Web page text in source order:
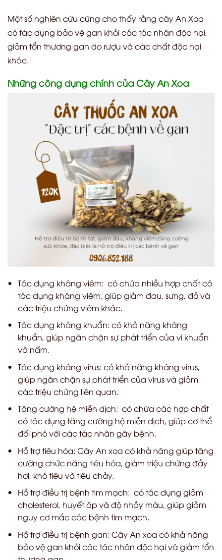
Một số nghiên cứu cũng cho thấy rằng cây An Xoa
có tác dụng bảo vệ gan khỏi các tác nhân độc hại,
giảm tổn thương gan do rượu và các chất độc hại
khác.
Những công dụng chính của Cây An Xoa
Tác dụng kháng viêm: có chứa nhiều hợp chất có
tác dụng kháng viêm, giúp giảm đau, sưng, đỏ và
các triệu chứng viêm khác.
Tác dụng kháng khuẩn: có khả năng kháng
khuẩn, giúp ngăn chặn sự phát triển của vi khuẩn
và nấm.
Tác dụng kháng virus: có khả năng kháng virus,
giúp ngăn chặn sự phát triển của virus và giảm
các triệu chứng liên quan.
Tăng cường hệ miễn dịch: có chứa các hợp chất
có tác dụng tăng cường hệ miễn dịch, giúp cơ thể
đối phó với các tác nhân gây bệnh.
Hỗ trợ tiêu hóa: Cây An xoa có khả năng giúp tăng
cường chức năng tiêu hóa, giảm triệu chứng đầy
hơi, khó tiêu và tiêu chảy.
Hỗ trợ điều trị bệnh tim mạch: có tác dụng giảm
cholesterol, huyết áp và độ nhầy máu, giúp giảm
nguy cơ mắc các bệnh tim mạch.
Hỗ trợ điều trị bệnh gan: Cây An xoa có khả năng
bảo vệ gan khỏi các tác nhân độc hại và giảm tổn